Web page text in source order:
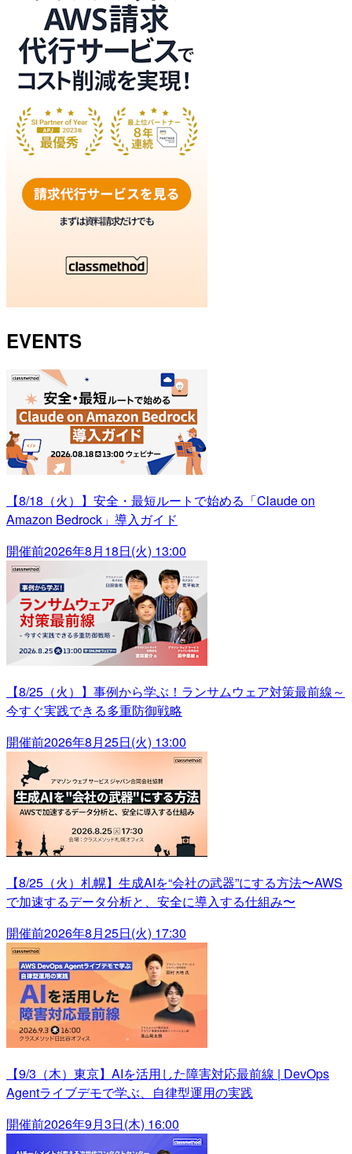
EVENTS
【8/18（火）】安全・最短ルートで始める「Claude on
Amazon Bedrock」導入ガイド
開催前2026年8月18日(火) 13:00
【8/25（火）】事例から学ぶ！ランサムウェア対策最前線～
今すぐ実践できる多重防御戦略
開催前2026年8月25日(火) 13:00
【8/25（火）札幌】生成AIを“会社の武器”にする方法〜AWS
で加速するデータ分析と、安全に導入する仕組み〜
開催前2026年8月25日(火) 17:30
【9/3（木）東京】AIを活用した障害対応最前線 | DevOps
Agentライブデモで学ぶ、自律型運用の実践
開催前2026年9月3日(木) 16:00